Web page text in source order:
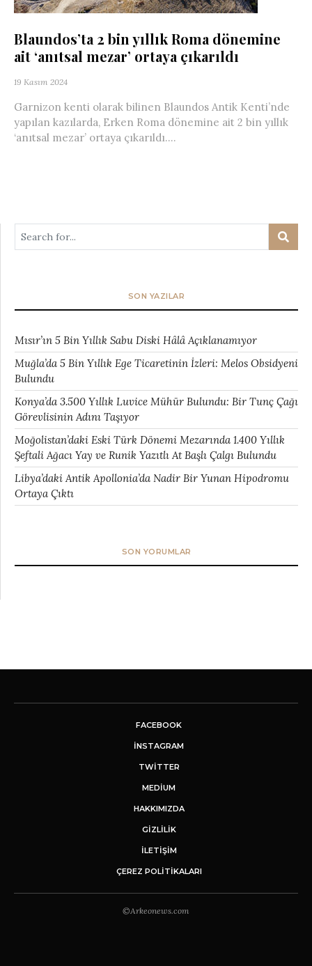
Blaundos’ta 2 bin yıllık Roma dönemine
ait ‘anıtsal mezar’ ortaya çıkarıldı
19 Kasım 2024
Garnizon kenti olarak bilinen Blaundos Antik Kenti’nde
yapılan kazılarda, Erken Roma dönemine ait 2 bin yıllık
‘anıtsal mezar’ ortaya çıkarıldı....
SON YAZILAR
Mısır’ın 5 Bin Yıllık Sabu Diski Hâlâ Açıklanamıyor
Muğla’da 5 Bin Yıllık Ege Ticaretinin İzleri: Melos Obsidyeni
Bulundu
Konya’da 3.500 Yıllık Luvice Mühür Bulundu: Bir Tunç Çağı
Görevlisinin Adını Taşıyor
Moğolistan’daki Eski Türk Dönemi Mezarında 1.400 Yıllık
Şeftali Ağacı Yay ve Runik Yazıtlı At Başlı Çalgı Bulundu
Libya’daki Antik Apollonia’da Nadir Bir Yunan Hipodromu
Ortaya Çıktı
SON YORUMLAR
FACEBOOK
INSTAGRAM
TWITTER
MEDIUM
HAKKIMIZDA
GİZLİLİK
İLETIŞIM
ÇEREZ POLITIKALARI
©Arkeonews.com